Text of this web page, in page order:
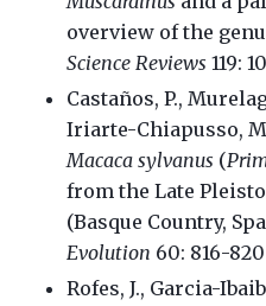
overview of the
Science Reviews 119:
Castaños, P.,
Iriarte-Chiapusso,
Macaca sylvanus (
from the Late
(Basque Country,
Evolution 60: 816-820
Rofes, J., Garcia-